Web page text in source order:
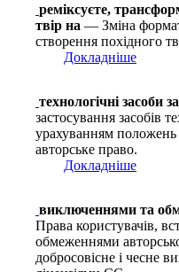
реміксуєте,
твір на — Зміна
створення похідного
Докладніше
технологічні засоби
застосування засобів
урахуванням
авторське право.
Докладніше
виключеннями та
Права користувачів,
обмеженнями
добросовісне і чесне